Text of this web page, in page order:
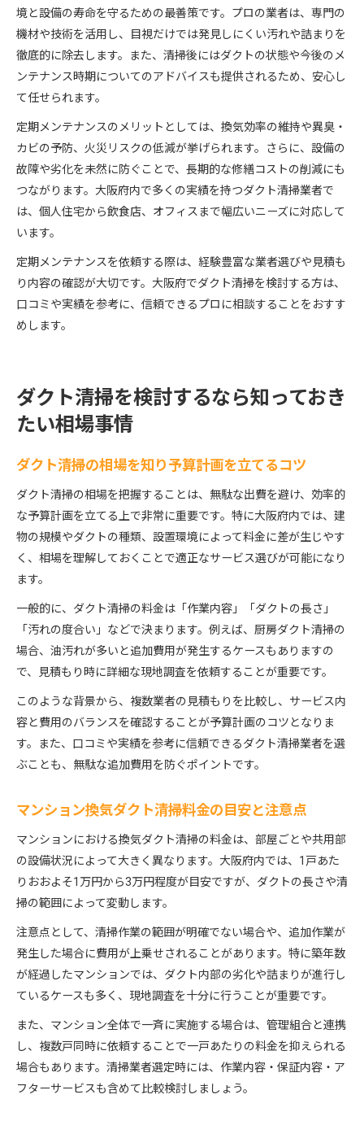
境と設備の寿命を守るための最善策です。プロの業者は、専門の
機材や技術を活用し、目視だけでは発見しにくい汚れや詰まりを
徹底的に除去します。また、清掃後にはダクトの状態や今後のメ
ンテナンス時期についてのアドバイスも提供されるため、安心し
て任せられます。
定期メンテナンスのメリットとしては、換気効率の維持や異臭・
カビの予防、火災リスクの低減が挙げられます。さらに、設備の
故障や劣化を未然に防ぐことで、長期的な修繕コストの削減にも
つながります。大阪府内で多くの実績を持つダクト清掃業者で
は、個人住宅から飲食店、オフィスまで幅広いニーズに対応して
います。
定期メンテナンスを依頼する際は、経験豊富な業者選びや見積も
り内容の確認が大切です。大阪府でダクト清掃を検討する方は、
口コミや実績を参考に、信頼できるプロに相談することをおすす
めします。
ダクト清掃を検討するなら知っておき
たい相場事情
ダクト清掃の相場を知り予算計画を立てるコツ
ダクト清掃の相場を把握することは、無駄な出費を避け、効率的
な予算計画を立てる上で非常に重要です。特に大阪府内では、建
物の規模やダクトの種類、設置環境によって料金に差が生じやす
く、相場を理解しておくことで適正なサービス選びが可能になり
ます。
一般的に、ダクト清掃の料金は「作業内容」「ダクトの長さ」
「汚れの度合い」などで決まります。例えば、厨房ダクト清掃の
場合、油汚れが多いと追加費用が発生するケースもありますの
で、見積もり時に詳細な現地調査を依頼することが重要です。
このような背景から、複数業者の見積もりを比較し、サービス内
容と費用のバランスを確認することが予算計画のコツとなりま
す。また、口コミや実績を参考に信頼できるダクト清掃業者を選
ぶことも、無駄な追加費用を防ぐポイントです。
マンション換気ダクト清掃料金の目安と注意点
マンションにおける換気ダクト清掃の料金は、部屋ごとや共用部
の設備状況によって大きく異なります。大阪府内では、1戸あた
りおおよそ1万円から3万円程度が目安ですが、ダクトの長さや清
掃の範囲によって変動します。
注意点として、清掃作業の範囲が明確でない場合や、追加作業が
発生した場合に費用が上乗せされることがあります。特に築年数
が経過したマンションでは、ダクト内部の劣化や詰まりが進行し
ているケースも多く、現地調査を十分に行うことが重要です。
また、マンション全体で一斉に実施する場合は、管理組合と連携
し、複数戸同時に依頼することで一戸あたりの料金を抑えられる
場合もあります。清掃業者選定時には、作業内容・保証内容・ア
フターサービスも含めて比較検討しましょう。